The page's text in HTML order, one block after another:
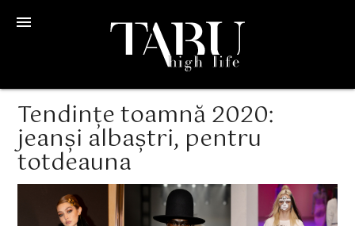
menu
Tendințe toamnă 2020:
jeanși albaștri, pentru
totdeauna